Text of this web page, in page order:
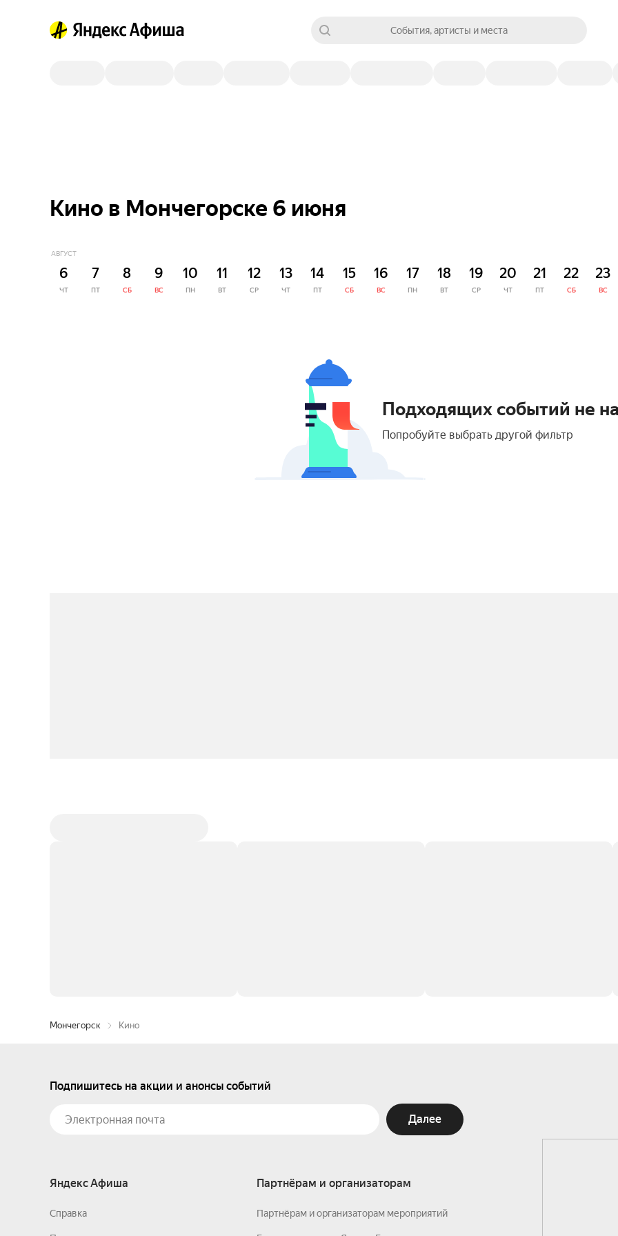
События, артисты и места
Кино в Мончегорске 6 июня
АВГУСТ
6
ЧТ
7
ПТ
8
СБ
9
ВС
10
ПН
11
ВТ
12
СР
13
ЧТ
14
ПТ
15
СБ
16
ВС
17
ПН
18
ВТ
19
СР
20
ЧТ
21
ПТ
22
СБ
23
ВС
Подходящих событий не
Попробуйте выбрать другой фильтр
Мончегорск Кино
Подпишитесь на акции и анонсы событий
Далее
Яндекс Афиша
Справка
Партнёрам и организаторам
Партнёрам и организаторам мероприятий